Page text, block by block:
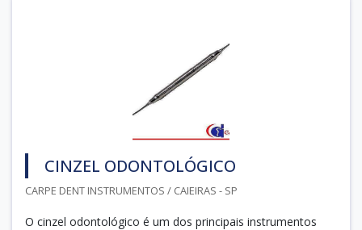
CINZEL ODONTOLÓGICO
CARPE DENT INSTRUMENTOS / CAIEIRAS - SP
O cinzel odontológico é um dos principais instrumentos